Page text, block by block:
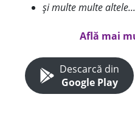
și multe multe altele...
Află mai
Descarcă din
Google Play